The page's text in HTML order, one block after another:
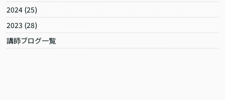
2024 (25)
2023 (28)
講師ブログ一覧